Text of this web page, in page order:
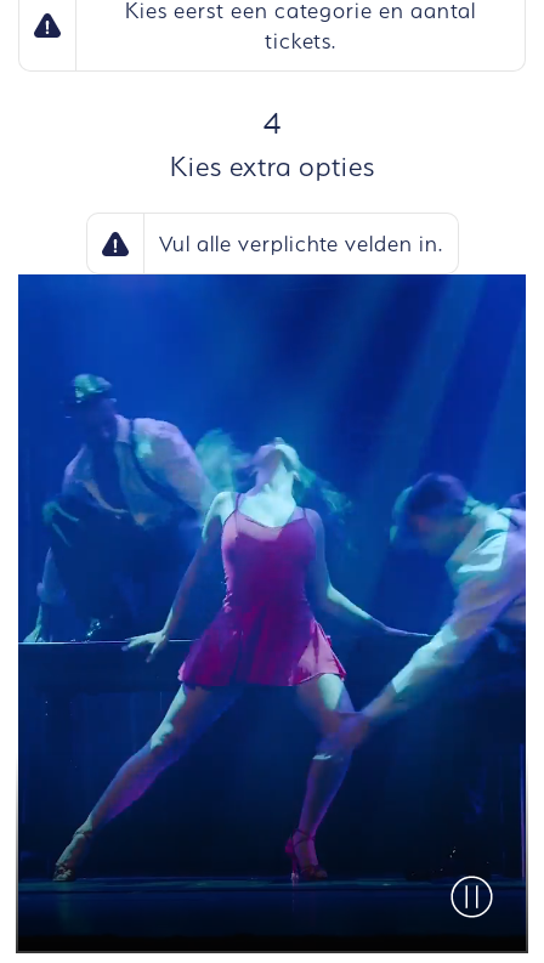
Kies eerst een categorie en aantal
tickets.
4
Kies extra opties
Vul alle verplichte velden in.
Video